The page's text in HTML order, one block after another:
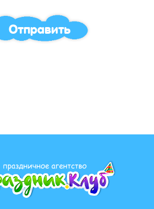
Отправить